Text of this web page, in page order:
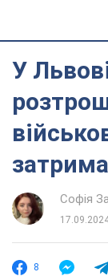
У
Софія
8